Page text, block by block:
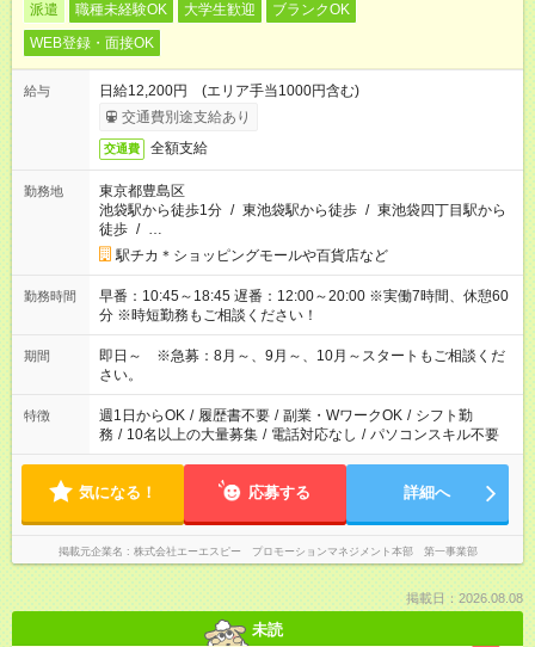
派遣 職種未経験OK 大学生歓迎
ブランクOK
WEB登録・面接OK
給与
日給12,200円 (エリア手当1000円含む)
交通費別途支給あり
交通費 全額支給
勤務地
東京都豊島区
池袋駅から徒歩1分 / 東池袋駅から徒歩 / 東池袋四丁目駅から
徒歩 / …
駅チカ＊ショッピングモールや百貨店など
勤務時間
早番：10:45～18:45 遅番：12:00～20:00 ※実働7時間、休憩60
分 ※時短勤務もご相談ください！
期間
即日～ ※急募：8月～、9月～、10月～スタートもご相談くだ
さい。
特徴 週1日からOK / 履歴書不要 / 副業・WワークOK / シフト勤
務 / 10名以上の大量募集 / 電話対応なし / パソコンスキル不要
気になる！ 応募する 詳細へ
掲載元企業名 株式会社エーエスピー プロモーションマネジメント本部 第一事業部
掲載日：2026.08.08
未読